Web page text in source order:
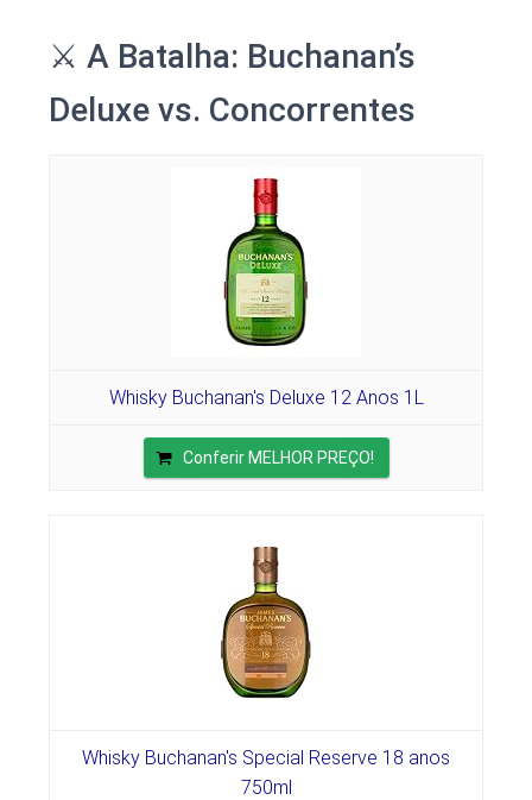
⚔️ A Batalha: Buchanan’s
Deluxe vs. Concorrentes
Whisky Buchanan's Deluxe 12 Anos 1L
Conferir MELHOR PREÇO!
Whisky Buchanan's Special Reserve 18 anos
750ml